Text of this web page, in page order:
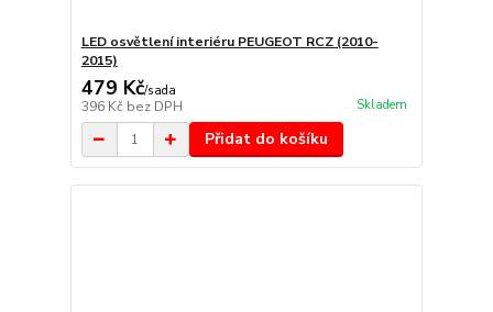
LED osvětlení interiéru PEUGEOT RCZ (2010-
2015)
479 Kč/sada
396 Kč bez DPH Skladem
Přidat do košíku